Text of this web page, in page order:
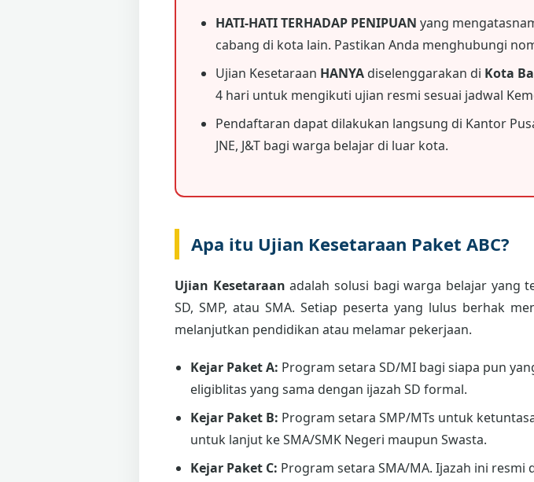
HATI-HATI TERHADAP PENIPUAN yang
cabang di kota lain. Pastikan Anda menghubungi
Ujian Kesetaraan HANYA diselenggarakan di Kota
4 hari untuk mengikuti ujian resmi sesuai jadwal
Pendaftaran dapat dilakukan langsung di Kantor
JNE, J&T bagi warga belajar di luar kota.
Apa itu Ujian Kesetaraan Paket ABC?
Ujian Kesetaraan adalah solusi bagi warga belajar yang
SD, SMP, atau SMA. Setiap peserta yang lulus berhak
melanjutkan pendidikan atau melamar pekerjaan.
Kejar Paket A: Program setara SD/MI bagi siapa pun
eligiblitas yang sama dengan ijazah SD formal.
Kejar Paket B: Program setara SMP/MTs untuk
untuk lanjut ke SMA/SMK Negeri maupun Swasta.
Kejar Paket C: Program setara SMA/MA. Ijazah ini resmi